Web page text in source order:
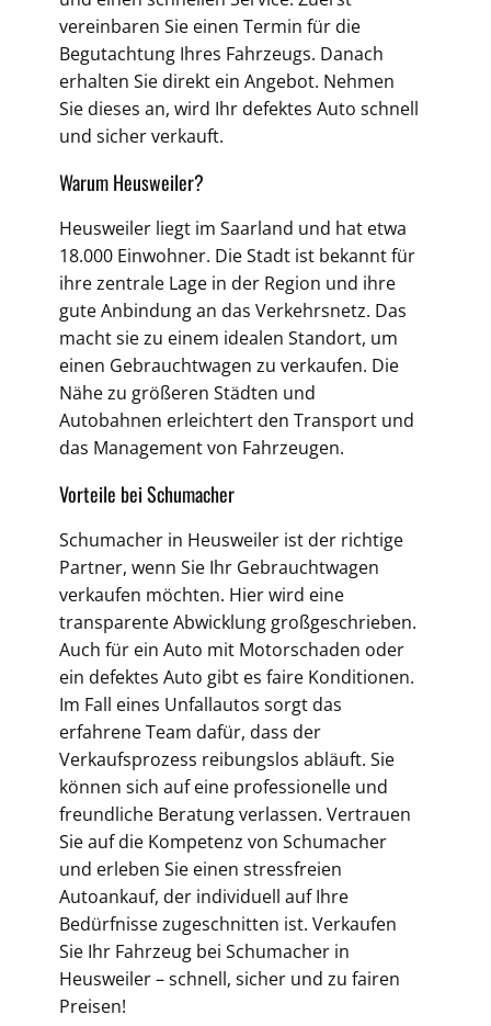
vereinbaren Sie einen Termin für die
Begutachtung Ihres Fahrzeugs. Danach
erhalten Sie direkt ein Angebot. Nehmen
Sie dieses an, wird Ihr defektes Auto schnell
und sicher verkauft.
Warum Heusweiler?
Heusweiler liegt im Saarland und hat etwa
18.000 Einwohner. Die Stadt ist bekannt für
ihre zentrale Lage in der Region und ihre
gute Anbindung an das Verkehrsnetz. Das
macht sie zu einem idealen Standort, um
einen Gebrauchtwagen zu verkaufen. Die
Nähe zu größeren Städten und
Autobahnen erleichtert den Transport und
das Management von Fahrzeugen.
Vorteile bei Schumacher
Schumacher in Heusweiler ist der richtige
Partner, wenn Sie Ihr Gebrauchtwagen
verkaufen möchten. Hier wird eine
transparente Abwicklung großgeschrieben.
Auch für ein Auto mit Motorschaden oder
ein defektes Auto gibt es faire Konditionen.
Im Fall eines Unfallautos sorgt das
erfahrene Team dafür, dass der
Verkaufsprozess reibungslos abläuft. Sie
können sich auf eine professionelle und
freundliche Beratung verlassen. Vertrauen
Sie auf die Kompetenz von Schumacher
und erleben Sie einen stressfreien
Autoankauf, der individuell auf Ihre
Bedürfnisse zugeschnitten ist. Verkaufen
Sie Ihr Fahrzeug bei Schumacher in
Heusweiler – schnell, sicher und zu fairen
Preisen!